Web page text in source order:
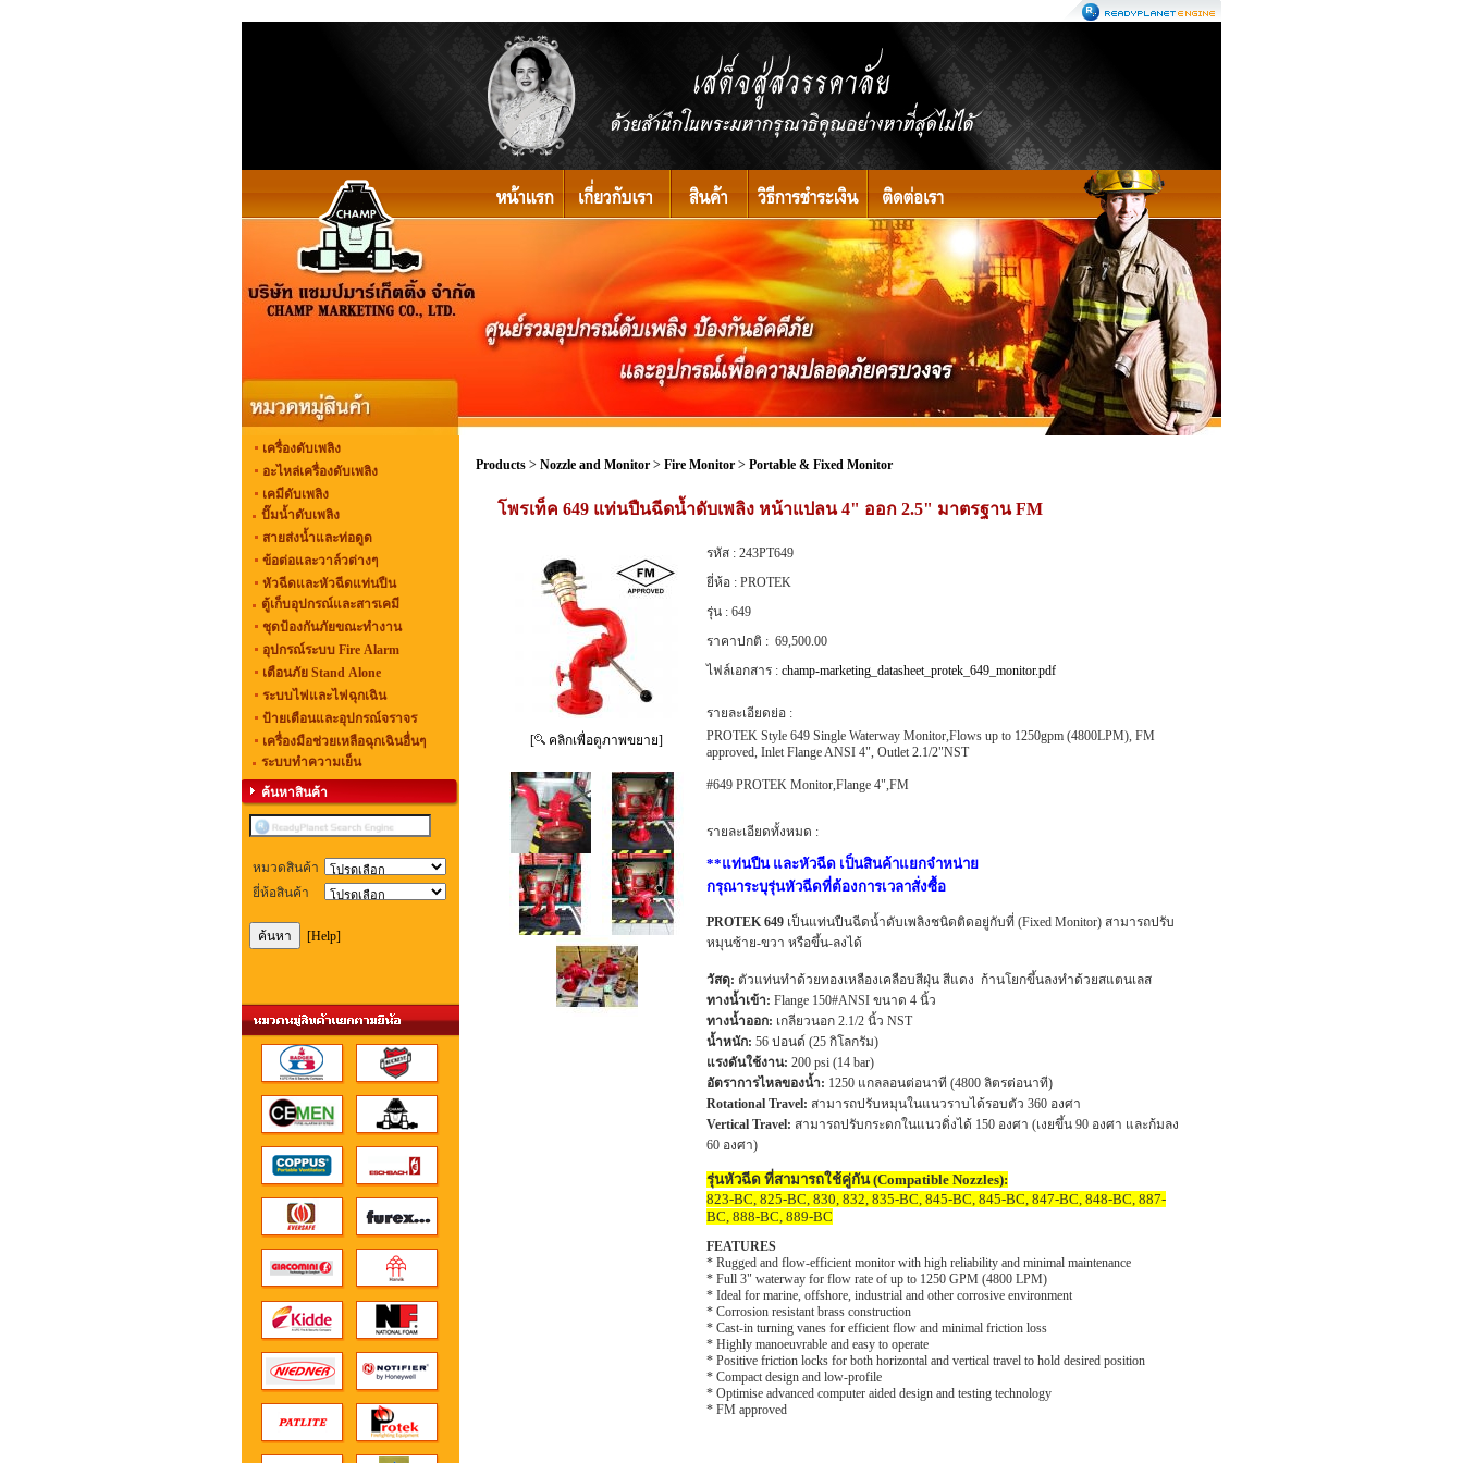
เครื่องดับเพลิง
อะไหล่เครื่องดับเพลิง
เคมีดับเพลิง
ปั๊มน้ำดับเพลิง
สายส่งน้ำและท่อดูด
ข้อต่อและวาล์วต่างๆ
หัวฉีดและหัวฉีดแท่นปืน
ตู้เก็บอุปกรณ์และสารเคมี
ชุดป้องกันภัยขณะทำงาน
อุปกรณ์ระบบ Fire Alarm
เตือนภัย Stand Alone
ระบบไฟและไฟฉุกเฉิน
ป้ายเตือนและอุปกรณ์จราจร
เครื่องมือช่วยเหลือฉุกเฉินอื่นๆ
ระบบทำความเย็น
ค้นหาสินค้า
หมวดสินค้า
ยี่ห้อสินค้า
[Help]
Products > Nozzle and Monitor > Fire Monitor > Portable & Fixed Monitor
โพรเท็ค 649 แท่นปืนฉีดน้ำดับเพลิง หน้าแปลน 4" ออก 2.5" มาตรฐาน FM
[ คลิกเพื่อดูภาพขยาย]
รหัส : 243PT649
ยี่ห้อ : PROTEK
รุ่น : 649
ราคาปกติ : 69,500.00
ไฟล์เอกสาร : champ-marketing_datasheet_protek_649_monitor.pdf
รายละเอียดย่อ :
PROTEK Style 649 Single Waterway Monitor,Flows up to 1250gpm (4800LPM), FM
approved, Inlet Flange ANSI 4", Outlet 2.1/2"NST
#649 PROTEK Monitor,Flange 4",FM
รายละเอียดทั้งหมด :
**แท่นปืน และหัวฉีด เป็นสินค้าแยกจำหน่าย
กรุณาระบุรุ่นหัวฉีดที่ต้องการเวลาสั่งซื้อ
PROTEK 649 เป็นแท่นปืนฉีดน้ำดับเพลิงชนิดติดอยู่กับที่ (Fixed Monitor) สามารถปรับ
หมุนซ้าย-ขวา หรือขึ้น-ลงได้
วัสดุ: ตัวแท่นทำด้วยทองเหลืองเคลือบสีฝุ่น สีแดง ก้านโยกขึ้นลงทำด้วยสแตนเลส
ทางน้ำเข้า: Flange 150#ANSI ขนาด 4 นิ้ว
ทางน้ำออก: เกลียวนอก 2.1/2 นิ้ว NST
น้ำหนัก: 56 ปอนด์ (25 กิโลกรัม)
แรงดันใช้งาน: 200 psi (14 bar)
อัตราการไหลของน้ำ: 1250 แกลลอนต่อนาที (4800 ลิตรต่อนาที)
Rotational Travel: สามารถปรับหมุนในแนวราบได้รอบตัว 360 องศา
Vertical Travel: สามารถปรับกระดกในแนวดิ่งได้ 150 องศา (เงยขึ้น 90 องศา และก้มลง
60 องศา)
รุ่นหัวฉีด ที่สามารถใช้คู่กัน (Compatible Nozzles):
823-BC, 825-BC, 830, 832, 835-BC, 845-BC, 845-BC, 847-BC, 848-BC, 887-
BC, 888-BC, 889-BC
FEATURES
* Rugged and flow-efficient monitor with high reliability and minimal maintenance
* Full 3" waterway for flow rate of up to 1250 GPM (4800 LPM)
* Ideal for marine, offshore, industrial and other corrosive environment
* Corrosion resistant brass construction
* Cast-in turning vanes for efficient flow and minimal friction loss
* Highly manoeuvrable and easy to operate
* Positive friction locks for both horizontal and vertical travel to hold desired position
* Compact design and low-profile
* Optimise advanced computer aided design and testing technology
* FM approved